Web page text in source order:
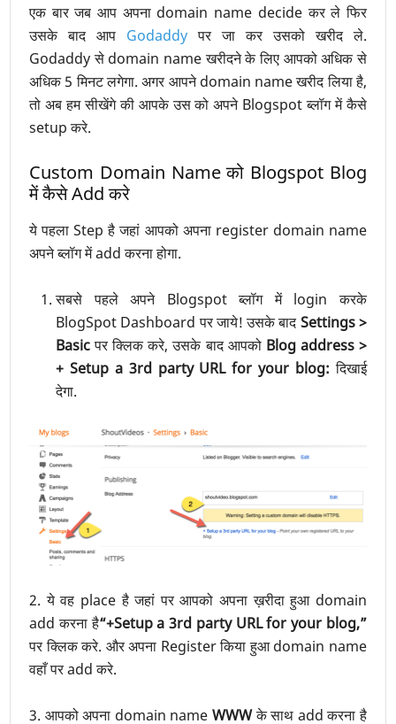
एक बार जब आप अपना domain name decide कर ले फिर
उसके बाद आप Godaddy पर जा कर उसको खरीद ले.
Godaddy से domain name खरीदने के लिए आपको अधिक से
अधिक 5 मिनट लगेगा. अगर आपने domain name खरीद लिया है,
तो अब हम सीखेंगे की आपके उस को अपने Blogspot ब्लॉग में कैसे
setup करे.
Custom Domain Name को Blogspot Blog
में कैसे Add करे
ये पहला Step है जहां आपको अपना register domain name
अपने ब्लॉग में add करना होगा.
सबसे पहले अपने Blogspot ब्लॉग में login करके
BlogSpot Dashboard पर जाये! उसके बादSettings >
Basicपर क्लिक करे, उसके बाद आपकोBlog address >
+ Setup a 3rd party URL for your blog: दिखाई
देगा.
2. ये वह place है जहां पर आपको अपना ख़रीदा हुआ domain
add करना है“+Setup a 3rd party URL for your blog,”
पर क्लिक करे. और अपना Register किया हुआ domain name
वहाँ पर add करे.
3. आपको अपना domain name WWWके साथ add करना है